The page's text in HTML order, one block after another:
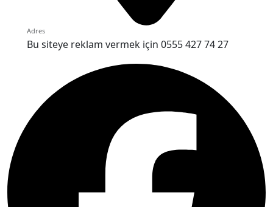
Adres
Bu siteye reklam vermek için 0555 427 74 27